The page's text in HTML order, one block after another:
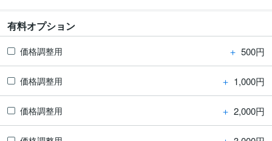
有料オプション
価格調整用 ＋ 500円
価格調整用 ＋ 1,000円
価格調整用 ＋ 2,000円